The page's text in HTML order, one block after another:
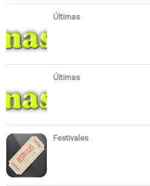
Últimas
Últimas
Festivales